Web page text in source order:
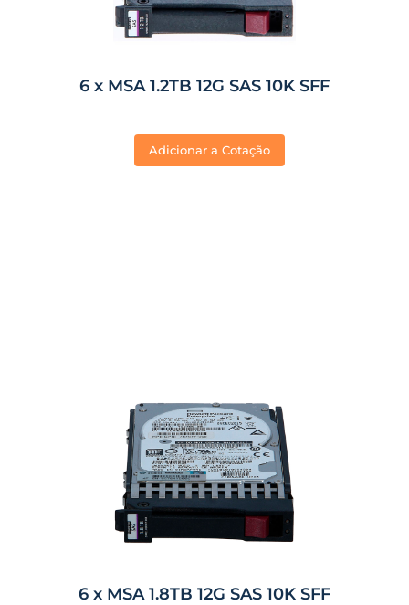
6 x MSA 1.2TB 12G SAS 10K SFF
Adicionar a Cotação
6 x MSA 1.8TB 12G SAS 10K SFF